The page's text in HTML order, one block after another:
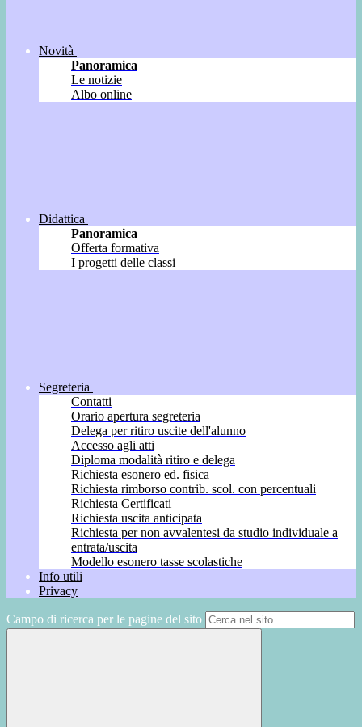
Novità
Panoramica
Le notizie
Albo online
Didattica
Panoramica
Offerta formativa
I progetti delle classi
Segreteria
Contatti
Orario apertura segreteria
Delega per ritiro uscite dell'alunno
Accesso agli atti
Diploma modalità ritiro e delega
Richiesta esonero ed. fisica
Richiesta rimborso contrib. scol. con percentuali
Richiesta Certificati
Richiesta uscita anticipata
Richiesta per non avvalentesi da studio individuale a
entrata/uscita
Modello esonero tasse scolastiche
Info utili
Privacy
Campo di ricerca per le pagine del sito